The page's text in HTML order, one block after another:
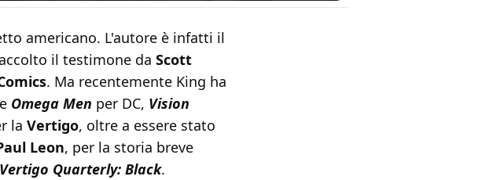
americano. L'autore è infatti il
il testimone da Scott
. Ma recentemente King ha
e Omega Men per DC, Vision
la Vertigo, oltre a essere stato
Leon, per la storia breve
Vertigo Quarterly: Black.